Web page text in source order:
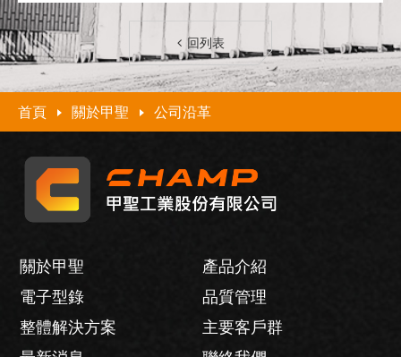
回列表
首頁 關於甲聖 公司沿革
關於甲聖
產品介紹
電子型錄
品質管理
整體解決方案
主要客戶群